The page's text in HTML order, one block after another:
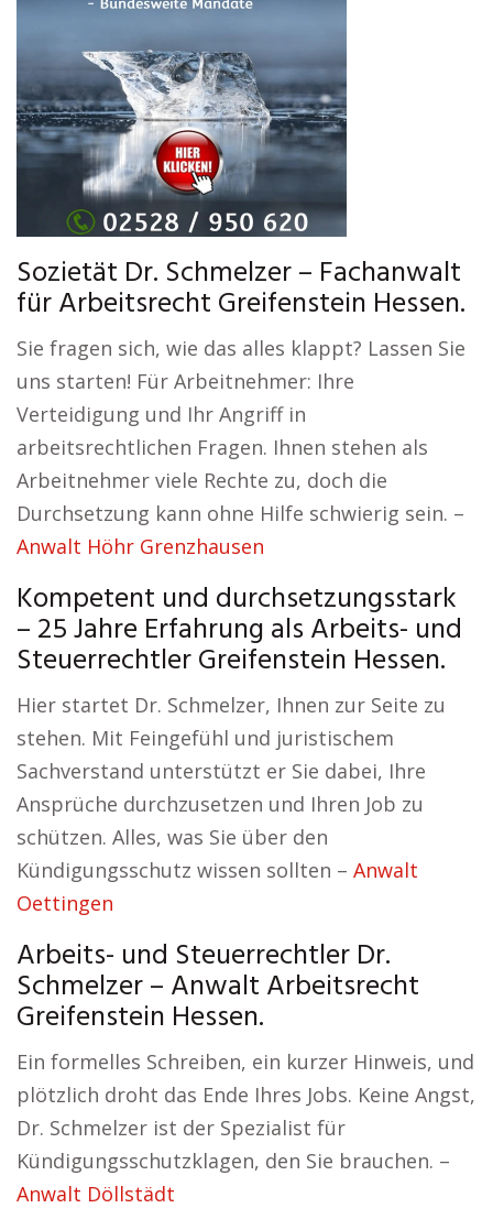
Sozietät Dr. Schmelzer – Fachanwalt
für Arbeitsrecht Greifenstein Hessen.
Sie fragen sich, wie das alles klappt? Lassen Sie
uns starten! Für Arbeitnehmer: Ihre
Verteidigung und Ihr Angriff in
arbeitsrechtlichen Fragen. Ihnen stehen als
Arbeitnehmer viele Rechte zu, doch die
Durchsetzung kann ohne Hilfe schwierig sein. –
Anwalt Höhr Grenzhausen
Kompetent und durchsetzungsstark
– 25 Jahre Erfahrung als Arbeits- und
Steuerrechtler Greifenstein Hessen.
Hier startet Dr. Schmelzer, Ihnen zur Seite zu
stehen. Mit Feingefühl und juristischem
Sachverstand unterstützt er Sie dabei, Ihre
Ansprüche durchzusetzen und Ihren Job zu
schützen. Alles, was Sie über den
Kündigungsschutz wissen sollten – Anwalt
Oettingen
Arbeits- und Steuerrechtler Dr.
Schmelzer – Anwalt Arbeitsrecht
Greifenstein Hessen.
Ein formelles Schreiben, ein kurzer Hinweis, und
plötzlich droht das Ende Ihres Jobs. Keine Angst,
Dr. Schmelzer ist der Spezialist für
Kündigungsschutzklagen, den Sie brauchen. –
Anwalt Döllstädt